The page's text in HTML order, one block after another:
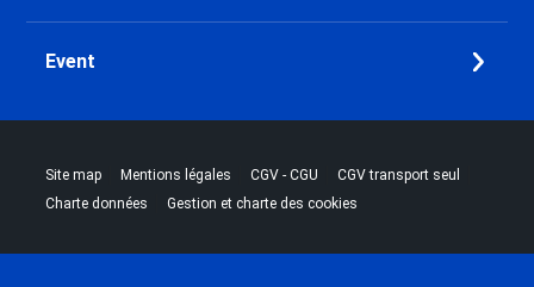
Event
Site map |Mentions légales |CGV - CGU |CGV transport seul
Charte données |Gestion et charte des cookies